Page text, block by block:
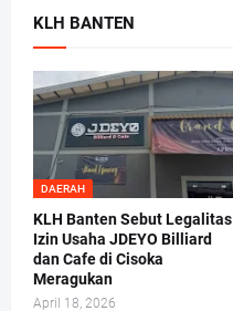
KLH BANTEN
DAERAH
KLH Banten Sebut Legalitas
Izin Usaha JDEYO Billiard
dan Cafe di Cisoka
Meragukan
April 18, 2026